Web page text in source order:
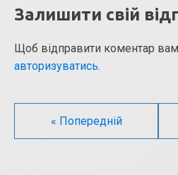
Залишити свій
Щоб відправити коментар
авторизуватись.
« Попередній